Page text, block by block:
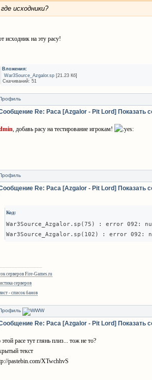
где исходники?
исходник на эту расу!
Вложения:
War3Source_Azgalor.sp [21.23 Кб]
Скачиваний: 51
Re: Раса [Azgalor - Pit Lord] Показать
, добавь расу на тестирование игрокам!
Re: Раса [Azgalor - Pit Lord] Показать
Код:
War3Source_Azgalor.sp(75) : error 092:
War3Source_Azgalor.sp(102) : error 092:
серверов Fire-Games.ru
серверов
- список банов
Re: Раса [Azgalor - Pit Lord] Показать
этой расе тут глянь плиз... тож не то?
текст
pastebin.com/XTwchhvS